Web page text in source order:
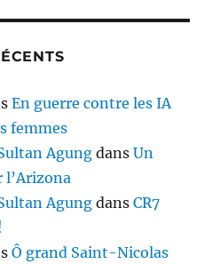
En guerre contre les IA
femmes
Agung dansUn
l’Arizona
Agung dansCR7
Ô grand Saint-Nicolas